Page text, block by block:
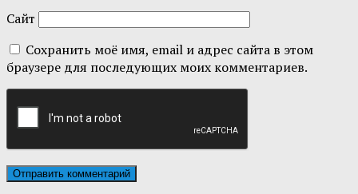
Сайт
Сохранить моё имя, email и адрес сайта в этом
браузере для последующих моих комментариев.